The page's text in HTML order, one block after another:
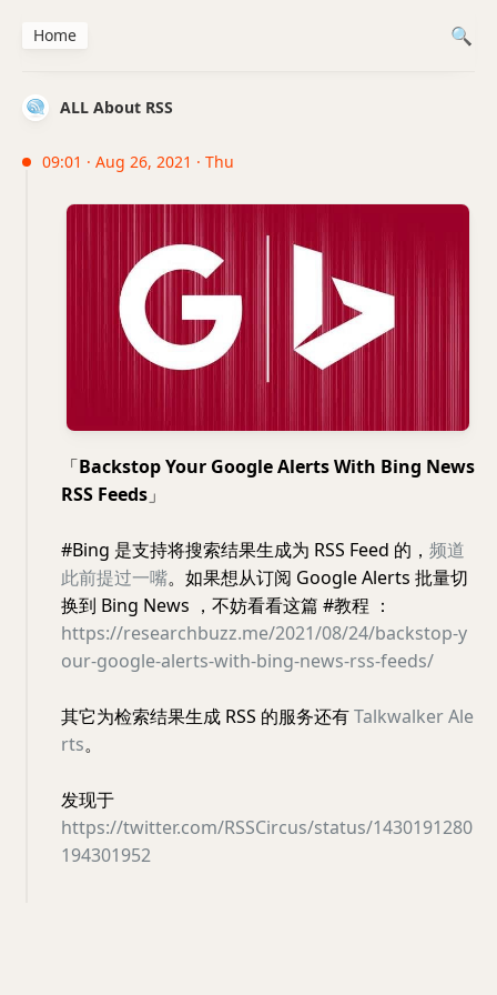
ALL About RSS
09:01 · Aug 26, 2021 · Thu
「Backstop Your Google Alerts With Bing News
RSS Feeds 」
#Bing 是支持将搜索结果生成为 RSS Feed 的， 频道
此前提过一嘴。如果想从订阅 Google Alerts 批量切
换到 Bing News ，不妨看看这篇 #教程 ：
https://researchbuzz.me/2021/08/24/backstop-y
our-google-alerts-with-bing-news-rss-feeds/
其它为检索结果生成 RSS 的服务还有Talkwalker Ale
rts。
发现于
https://twitter.com/RSSCircus/status/1430191280
194301952
Home